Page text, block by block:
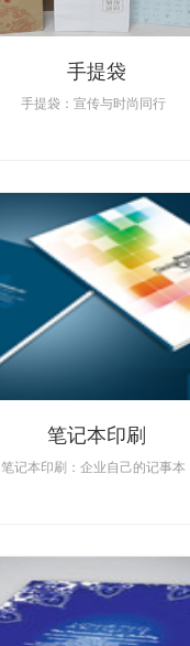
手提袋
手提袋：宣传与时尚同行
笔记本印刷
笔记本印刷：企业自己的记事本